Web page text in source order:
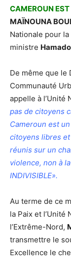
CAMEROUN
MAÏNOUNA
Nationale pour
ministre
De même que le
Communauté
appelle à l’Unité
pas de citoyens
Cameroun est
citoyens libres
réunis sur un
violence, non à
INDIVISIBLE».
Au terme de ce
la Paix et l’Unité
l’Extrême-Nord,
transmettre le
Excellence le